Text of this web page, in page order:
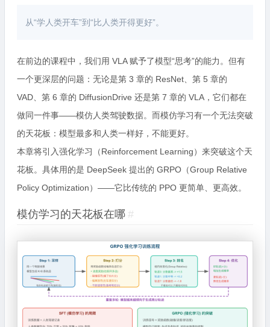
从“学人类开车”到“比人类开得更好”。
在前边的课程中，我们用 VLA 赋予了模型“思考”的能力。但有
一个更深层的问题：无论是第 3 章的 ResNet、第 5 章的
VAD、第 6 章的 DiffusionDrive 还是第 7 章的 VLA，它们都在
做同一件事——模仿人类驾驶数据。而模仿学习有一个无法突破
的天花板：模型最多和人类一样好，不能更好。
本章将引入强化学习（Reinforcement Learning）来突破这个天
花板。具体用的是 DeepSeek 提出的 GRPO（Group Relative
Policy Optimization）——它比传统的 PPO 更简单、更高效。
模仿学习的天花板在哪 #